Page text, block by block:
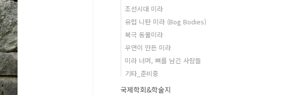
조선시대 미라
유럽 니탄 미라 (Bog Bodies)
북극 동물미라
우연이 만든 미라
미라 너머, 뼈를 남긴 사람들
기타_준비중
국제학회&학술지